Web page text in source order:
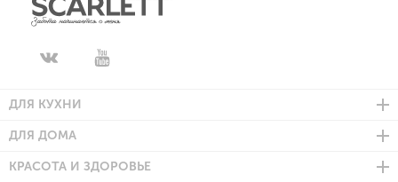
ДЛЯ КУХНИ
ДЛЯ ДОМА
КРАСОТА И ЗДОРОВЬЕ